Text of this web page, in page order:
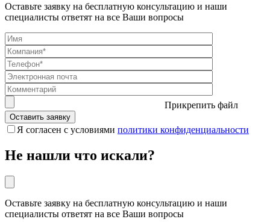
Оставьте заявку на бесплатную консультацию и наши
специалисты ответят на все Ваши вопросы
Прикрепить файл
Я согласен с условиями политики конфиденциальности
Не нашли что искали?
Оставьте заявку на бесплатную консультацию и наши
специалисты ответят на все Ваши вопросы